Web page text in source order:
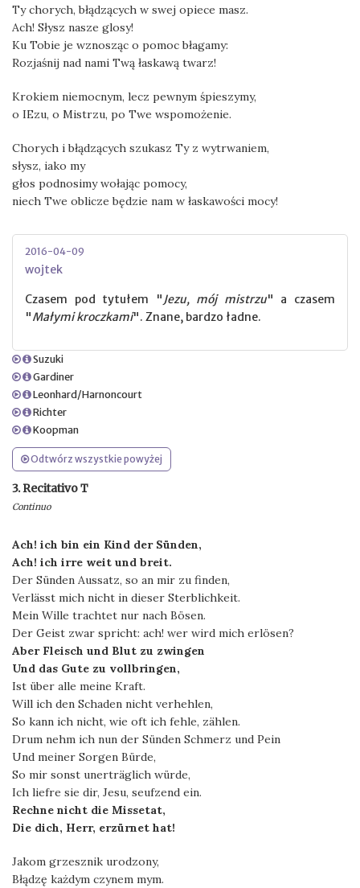
Ty chorych, błądzących w swej opiece masz.
Ach! Słysz nasze glosy!
Ku Tobie je wznosząc o pomoc błagamy:
Rozjaśnij nad nami Twą łaskawą twarz!
Krokiem niemocnym, lecz pewnym śpieszymy,
o IEzu, o Mistrzu, po Twe wspomożenie.
Chorych i błądzących szukasz Ty z wytrwaniem,
słysz, iako my
głos podnosimy wołając pomocy,
niech Twe oblicze będzie nam w łaskawości mocy!
2016-04-09
wojtek
Czasem pod tytułem "Jezu, mój mistrzu" a czasem
"Małymi kroczkami". Znane, bardzo ładne.
Suzuki
Gardiner
Leonhard/Harnoncourt
Richter
Koopman
Odtwórz wszystkie powyżej
3. Recitativo T
Continuo
Ach! ich bin ein Kind der Sünden,
Ach! ich irre weit und breit.
Der Sünden Aussatz, so an mir zu finden,
Verlässt mich nicht in dieser Sterblichkeit.
Mein Wille trachtet nur nach Bösen.
Der Geist zwar spricht: ach! wer wird mich erlösen?
Aber Fleisch und Blut zu zwingen
Und das Gute zu vollbringen,
Ist über alle meine Kraft.
Will ich den Schaden nicht verhehlen,
So kann ich nicht, wie oft ich fehle, zählen.
Drum nehm ich nun der Sünden Schmerz und Pein
Und meiner Sorgen Bürde,
So mir sonst unerträglich würde,
Ich liefre sie dir, Jesu, seufzend ein.
Rechne nicht die Missetat,
Die dich, Herr, erzürnet hat!
Jakom grzesznik urodzony,
Błądzę każdym czynem mym.